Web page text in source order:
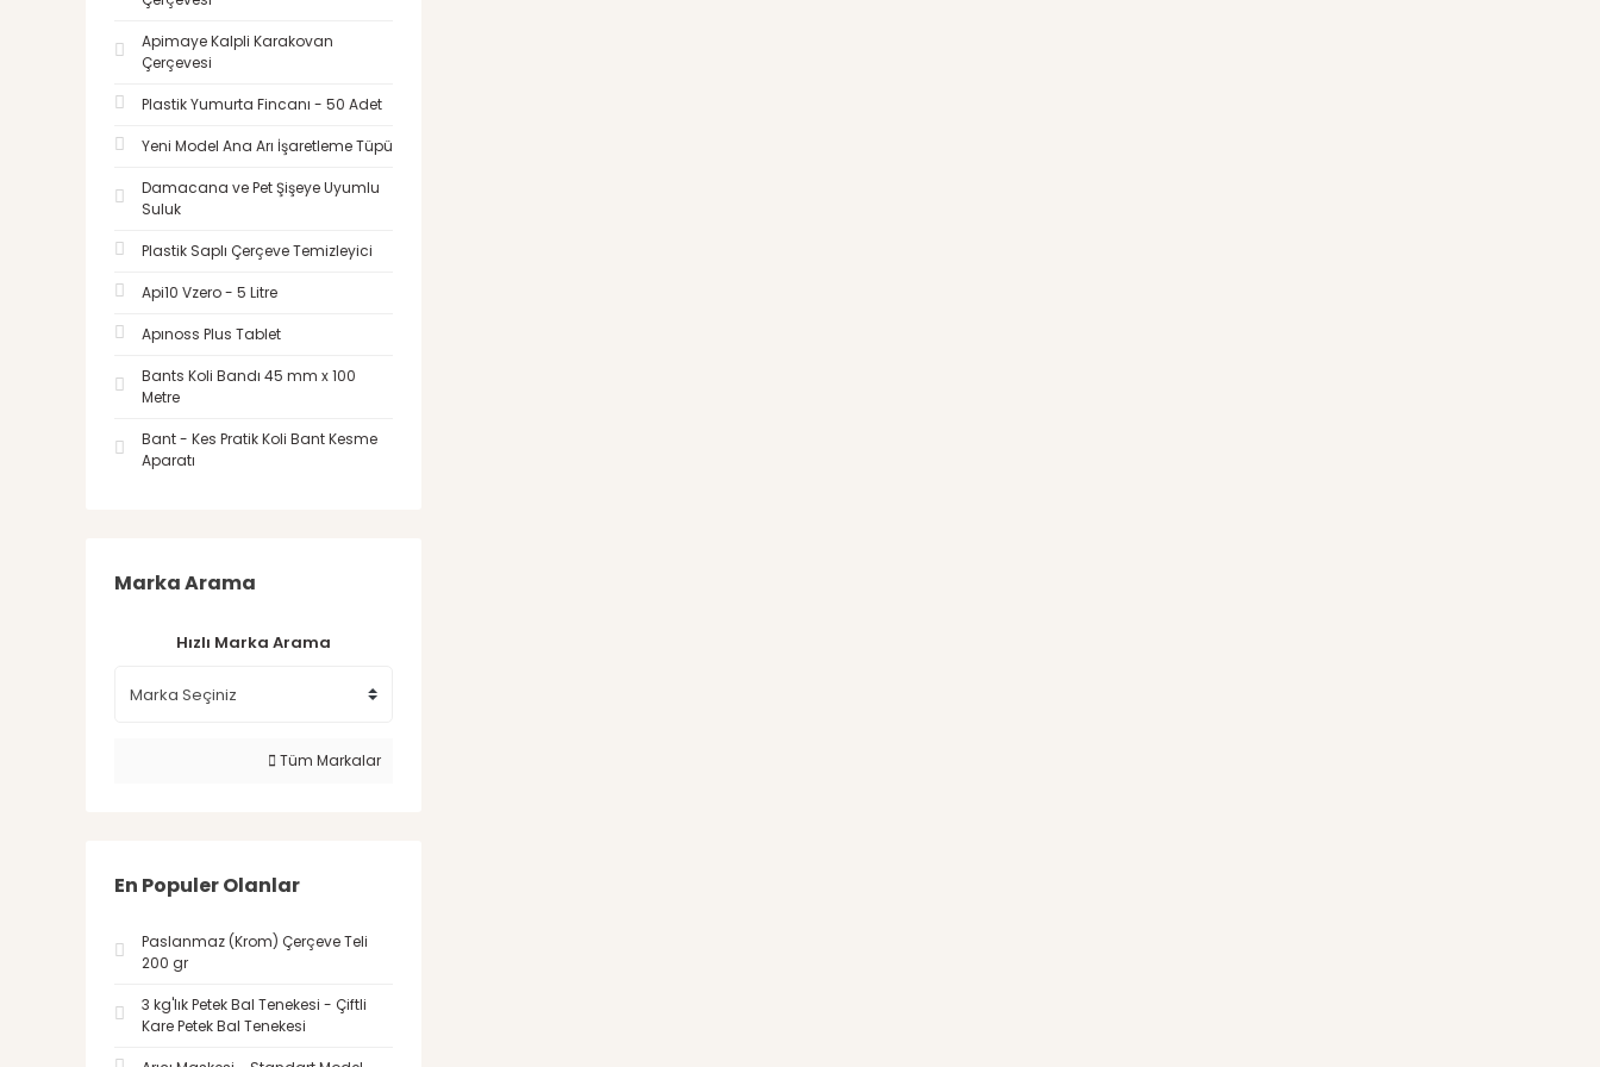
Apimaye Kalpli Karakovan
Çerçevesi
Plastik Yumurta Fincanı - 50 Adet
Yeni Model Ana Arı İşaretleme Tüpü
Damacana ve Pet Şişeye Uyumlu
Suluk
Plastik Saplı Çerçeve Temizleyici
Api10 Vzero - 5 Litre
Apınoss Plus Tablet
Bants Koli Bandı 45 mm x 100
Metre
Bant - Kes Pratik Koli Bant Kesme
Aparatı
Marka Arama
Hızlı Marka Arama
Tüm Markalar
En Populer Olanlar
Paslanmaz (Krom) Çerçeve Teli
200 gr
3 kg'lık Petek Bal Tenekesi - Çiftli
Kare Petek Bal Tenekesi